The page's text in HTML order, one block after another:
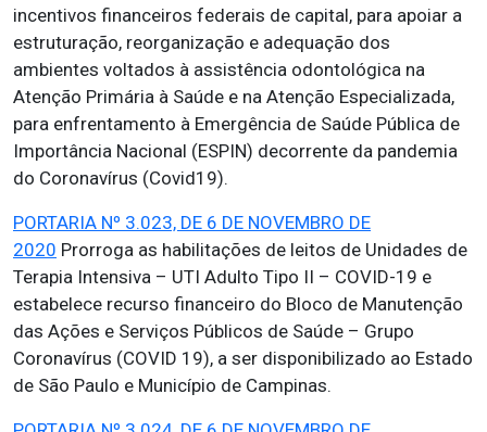
incentivos financeiros federais de capital, para apoiar a
estruturação, reorganização e adequação dos
ambientes voltados à assistência odontológica na
Atenção Primária à Saúde e na Atenção Especializada,
para enfrentamento à Emergência de Saúde Pública de
Importância Nacional (ESPIN) decorrente da pandemia
do Coronavírus (Covid19).
PORTARIA Nº 3.023, DE 6 DE NOVEMBRO DE
2020 Prorroga as habilitações de leitos de Unidades de
Terapia Intensiva – UTI Adulto Tipo II – COVID-19 e
estabelece recurso financeiro do Bloco de Manutenção
das Ações e Serviços Públicos de Saúde – Grupo
Coronavírus (COVID 19), a ser disponibilizado ao Estado
de São Paulo e Município de Campinas.